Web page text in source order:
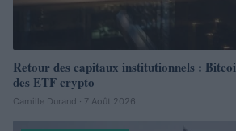
Retour des capitaux institutionnels :
des ETF crypto
Camille Durand · 7 Août 2026